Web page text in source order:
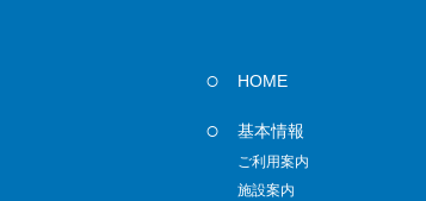
HOME
基本情報
ご利用案内
施設案内